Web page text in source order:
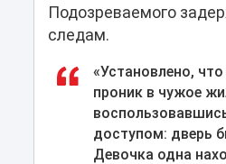
Подозреваемого
следам.
«Установлено,
проник в чужое
доступом: дверь
Девочка одна